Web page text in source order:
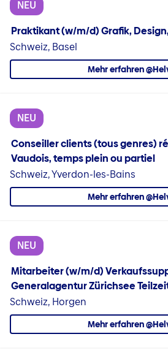
NEU
Praktikant (w/m/d) Grafik,
Schweiz, Basel
Mehr erfahren
NEU
Conseiller clients (tous genres)
Vaudois, temps plein ou partiel
Schweiz, Yverdon-les-Bains
Mehr erfahren
NEU
Mitarbeiter (w/m/d)
Generalagentur Zürichsee
Schweiz, Horgen
Mehr erfahren